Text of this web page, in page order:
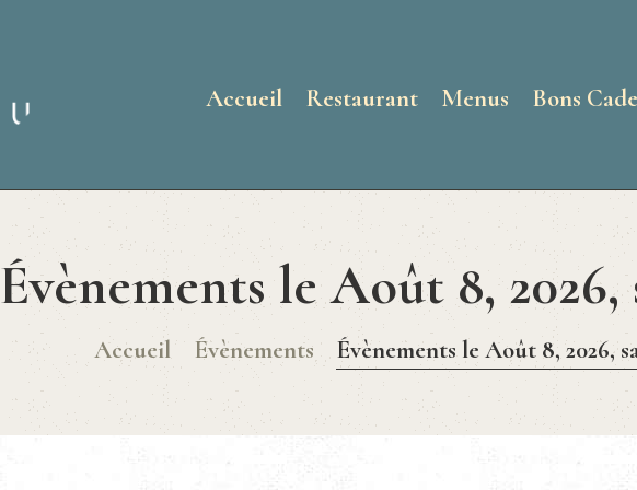
Accueil Restaurant Menus Bons
Évènements le Août 8, 2026,
Accueil Évènements Évènements le Août 8, 2026,
RESTAURANT
GALERIE
ACTUALITÉS
CONTACT